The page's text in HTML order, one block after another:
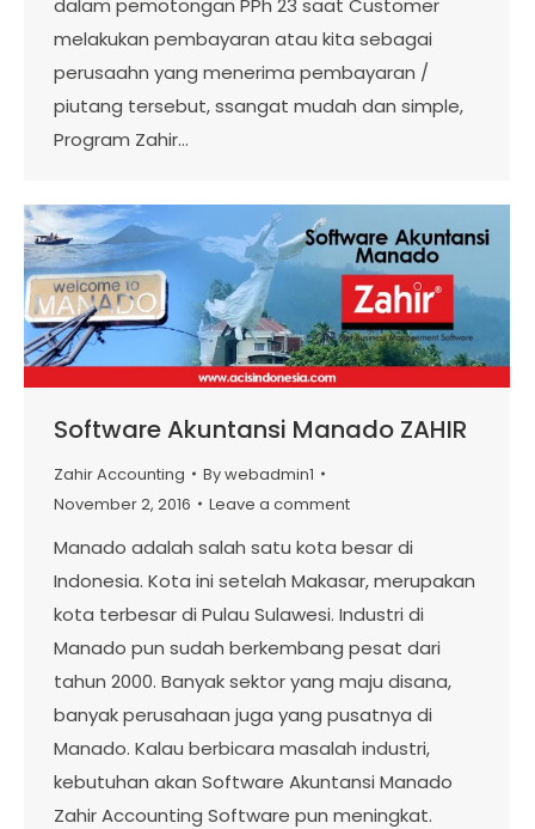
dalam pemotongan PPh 23 saat Customer
melakukan pembayaran atau kita sebagai
perusaahn yang menerima pembayaran /
piutang tersebut, ssangat mudah dan simple,
Program Zahir…
Software Akuntansi Manado ZAHIR
Zahir Accounting Bywebadmin1
November 2, 2016
Leave a comment
Manado adalah salah satu kota besar di
Indonesia. Kota ini setelah Makasar, merupakan
kota terbesar di Pulau Sulawesi. Industri di
Manado pun sudah berkembang pesat dari
tahun 2000. Banyak sektor yang maju disana,
banyak perusahaan juga yang pusatnya di
Manado. Kalau berbicara masalah industri,
kebutuhan akan Software Akuntansi Manado
Zahir Accounting Software pun meningkat.